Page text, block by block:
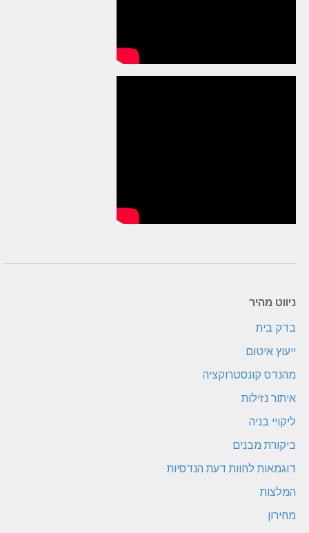
ניווט מהיר
בדק בית
ייעוץ איטום
מהנדס קונסטרוקציה
איתור נזילות
ליקויי בניה
ביקורת מבנים
דוגמאות לחוות דעת הנדסיות
המלצות
מחירון